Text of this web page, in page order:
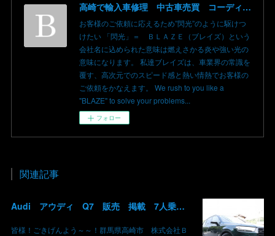
高崎で輸入車修理 中古車売買 コーディングならBLAZE（ブレイズ）へ│BLAZE Total Car Support & Modify in Takasaki Gunma
お客様のご依頼に応えるため”閃光”のように駆けつ
けたい 「閃光」＝ ＢＬＡＺＥ（ブレイズ）という
会社名に込められた意味は燃えさかる炎や強い光の
意味になります。 私達ブレイズは、車業界の常識を
覆す、高次元でのスピード感と熱い情熱でお客様の
ご依頼をかなえます。 We rush to you like a
"BLAZE" to solve your problems...
フォロー
関連記事
Audi アウディ Q7 販売 掲載 7人乗り リアモニター サンルーフ 車検整備2年付き 群馬 高崎
皆様！ごきげんよう～～！群馬県高崎市 株式会社Ｂ